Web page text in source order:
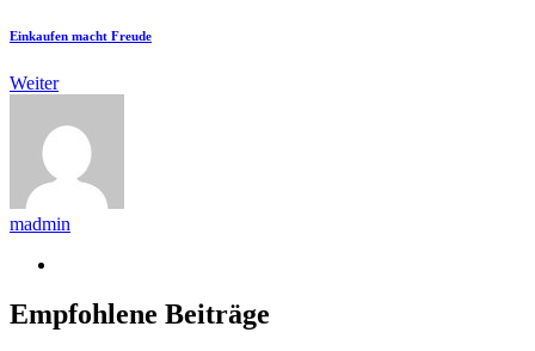
Einkaufen macht Freude
Weiter
madmin
Empfohlene Beiträge